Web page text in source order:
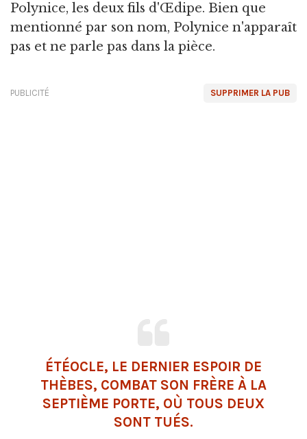
Polynice, les deux fils d'Œdipe. Bien que
mentionné par son nom, Polynice n'apparaît
pas et ne parle pas dans la pièce.
SUPPRIMER LA PUB
PUBLICITÉ
ÉTÉOCLE, LE DERNIER ESPOIR DE
THÈBES, COMBAT SON FRÈRE À LA
SEPTIÈME PORTE, OÙ TOUS DEUX
SONT TUÉS.